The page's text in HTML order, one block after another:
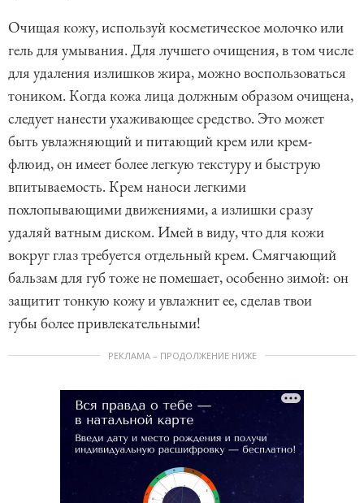
Очищая кожу, используй косметическое молочко или
гель для умывания. Для лучшего очищения, в том числе
для удаления излишков жира, можно воспользоваться
тоником. Когда кожа лица должным образом очищена,
следует нанести ухаживающее средство. Это может
быть увлажняющий и питающий крем или крем-
флюид, он имеет более легкую текстуру и быструю
впитываемость. Крем наноси легкими
похлопывающими движениями, а излишки сразу
удаляй ватным диском. Имей в виду, что для кожи
вокруг глаз требуется отдельный крем. Смягчающий
бальзам для губ тоже не помешает, особенно зимой: он
защитит тонкую кожу и увлажнит ее, сделав твои
губы более привлекательными!
РЕКЛАМА – ПРОДОЛЖЕНИЕ НИЖЕ